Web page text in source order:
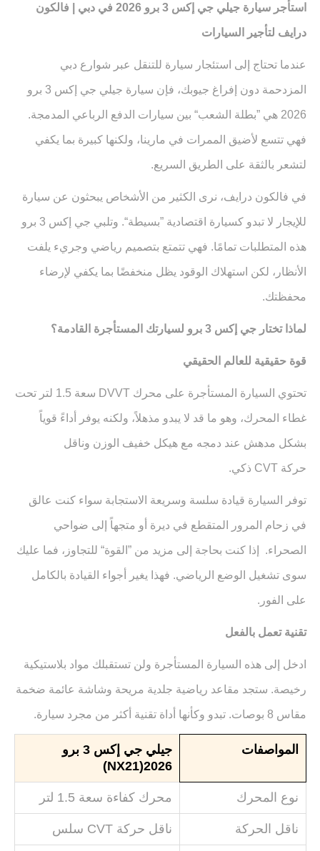
استأجر سيارة جيلي جي إكس 3 برو 2026 في دبي | فالكون
درايف لتأجير السيارات
عندما تحتاج إلى استئجار سيارة للتنقل عبر شوارع دبي
المزدحمة دون إفراغ جيوبك، فإن سيارة جيلي جي إكس 3 برو
2026 هي ”بطلة الشعب“ بين سيارات الدفع الرباعي المدمجة.
فهي تتسع لأضيق الممرات في مارينا، ولكنها كبيرة بما يكفي
لتشعر بالثقة على الطريق السريع.
في فالكون درايف، نرى الكثير من الأشخاص يبحثون عن سيارة
للإيجار لا تبدو كسيارة اقتصادية ”بسيطة“. وتلبي جي إكس 3 برو
هذه المتطلبات تمامًا. فهي تتمتع بتصميم رياضي وجريء يلفت
الأنظار، لكن استهلاك الوقود يظل منخفضًا بما يكفي لإرضاء
محفظتك.
لماذا تختار جي إكس 3 برو لسيارتك المستأجرة القادمة؟
قوة حقيقية للعالم الحقيقي
تحتوي السيارة المستأجرة على محرك DVVT سعة 1.5 لتر تحت
غطاء المحرك، وهو ما قد لا يبدو مذهلاً، ولكنه يوفر أداءً قوياً
بشكل مدهش عند دمجه مع هيكل خفيف الوزن وناقل
حركة CVT ذكي.
توفر السيارة قيادة سلسة وسريعة الاستجابة سواء كنت عالق
في زحام المرور المتقطع في ديرة أو متجهاً إلى ضواحي
الصحراء. إذا كنت بحاجة إلى مزيد من ”القوة“ للتجاوز، فما عليك
سوى تشغيل الوضع الرياضي. فهذا يغير أجواء القيادة بالكامل
على الفور .
تقنية تعمل بالفعل
ادخل إلى هذه السيارة المستأجرة ولن تستقبلك مواد بلاستيكية
رخيصة. ستجد مقاعد رياضية جلدية مريحة وشاشة عائمة ضخمة
مقاس 8 بوصات. تبدو وكأنها أداة تقنية أكثر من مجرد سيارة .
المواصفات
جيلي جي إكس 3 برو
2026
(NX21)
نوع المحرك محرك كفاءة سعة 1.5 لتر
ناقل الحركة ناقل حركة CVT سلس